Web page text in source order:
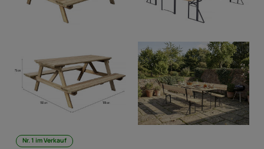
Nr. 1 im Verkauf